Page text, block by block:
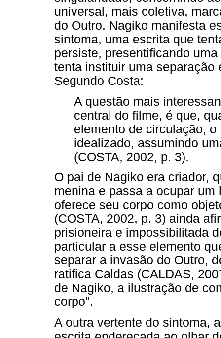
universal, mais coletiva,
do Outro. Nagiko manifesta
sintoma, uma escrita que
persiste, presentificando
tenta instituir uma separação
Segundo Costa:
A questão mais
central do filme, é que,
elemento de circulação,
idealizado, assumindo
(COSTA, 2002, p. 3).
O pai de Nagiko era criador,
menina e passa a ocupar
oferece seu corpo como
(COSTA, 2002, p. 3) ainda
prisioneira e impossibilitada
particular a esse elemento
separar a invasão do Outro,
ratifica Caldas (CALDAS,
de Nagiko, a ilustração de
corpo".
A outra vertente do sintoma,